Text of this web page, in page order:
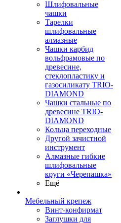
Шлифовальные
чашки
Тарелки
шлифовальные
алмазные
Чашки карбид
вольфрамовые по
древесине,
стеклопластику и
газосиликату TRIO-
DIAMOND
Чашки стальные по
древесине TRIO-
DIAMOND
Кольца переходные
Другой зачистной
инструмент
Алмазные гибкие
шлифовальные
круги «Черепашка»
Ещё
Мебельный крепеж
Винт-конфирмат
Заглушки для